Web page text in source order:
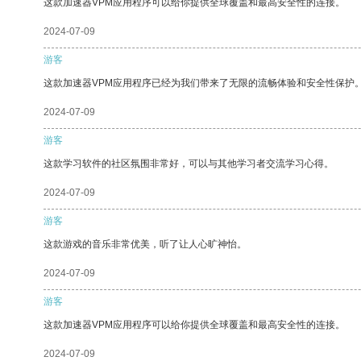
这款加速器VPM应用程序可以给你提供全球覆盖和最高安全性的连接。
2024-07-09
游客
这款加速器VPM应用程序已经为我们带来了无限的流畅体验和安全性保护
2024-07-09
游客
这款学习软件的社区氛围非常好，可以与其他学习者交流学习心得。
2024-07-09
游客
这款游戏的音乐非常优美，听了让人心旷神怡。
2024-07-09
游客
这款加速器VPM应用程序可以给你提供全球覆盖和最高安全性的连接。
2024-07-09